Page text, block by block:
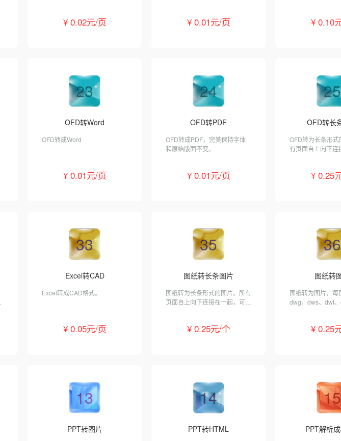
¥ 0.02元/页 ¥ 0.01元/页 ¥ 0.10
23
OFD转Word
OFD转成Word
¥ 0.01元/页
24
OFD转PDF
OFD转成PDF，完美保持字体
和原始版面不变。
¥ 0.01元/页
25
OFD转长
OFD转为长条形
有页面自上向下连
¥ 0.25
33
Excel转CAD
Excel转成CAD格式。
¥ 0.05元/页
35
图纸转长条图片
图纸转为长条形式的图片。所有
页面自上向下连接在一起，可智
¥ 0.25元/个
36
图纸转
图纸转为图片，每
dwg、dws、dwt
¥ 0.25
13
PPT转图片
14
PPT转HTML
15
PPT解析